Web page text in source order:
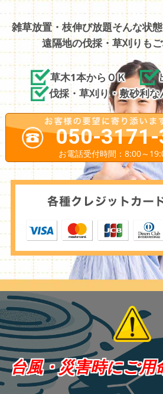
雑草放置・枝伸び放題そんな状
遠隔地の伐採・草刈りも
草木1本からＯＫ
伐採・草刈り・敷砂利
050-
お電話受付時間：8:00～
台風・災害時にご用